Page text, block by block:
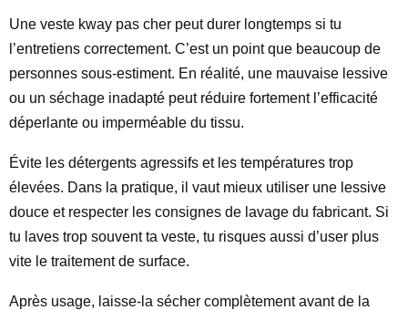
Une veste kway pas cher peut durer longtemps si tu
l’entretiens correctement. C’est un point que beaucoup de
personnes sous-estiment. En réalité, une mauvaise lessive
ou un séchage inadapté peut réduire fortement l’efficacité
déperlante ou imperméable du tissu.
Évite les détergents agressifs et les températures trop
élevées. Dans la pratique, il vaut mieux utiliser une lessive
douce et respecter les consignes de lavage du fabricant. Si
tu laves trop souvent ta veste, tu risques aussi d’user plus
vite le traitement de surface.
Après usage, laisse-la sécher complètement avant de la